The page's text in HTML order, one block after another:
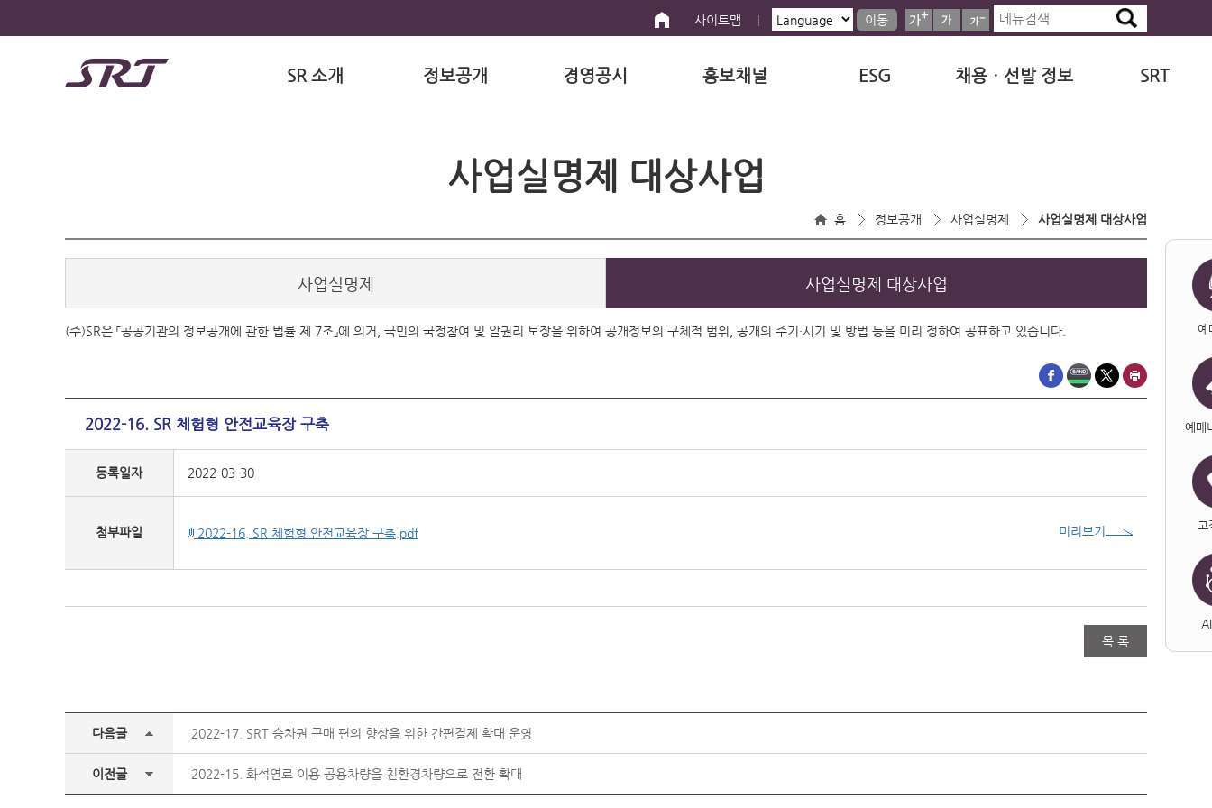
사이트맵 이동
SR 소개 정보공개 경영공시 홍보채널 ESG 채용ㆍ선발 정보 SRT
사업실명제 대상사업
홈 정보공개 사업실명제 사업실명제 대상사업
사업실명제 사업실명제 대상사업
(주)SR은 「공공기관의 정보공개에 관한 법률 제 7조」에 의거, 국민의 국정참여 및 알권리 보장을 위하여 공개정보의 구체적 범위, 공개의 주기·시기 및 방법 등을 미리 정하여 공표하고 있습니다.
2022-16. SR 체험형 안전교육장 구축
등록일자 2022-03-30
첨부파일 2022-16. SR 체험형 안전교육장 구축.pdf 미리보기
목 록
다음글 2022-17. SRT 승차권 구매 편의 향상을 위한 간편결제 확대 운영
이전글 2022-15. 화석연료 이용 공용차량을 친환경차량으로 전환 확대
예
예매
고